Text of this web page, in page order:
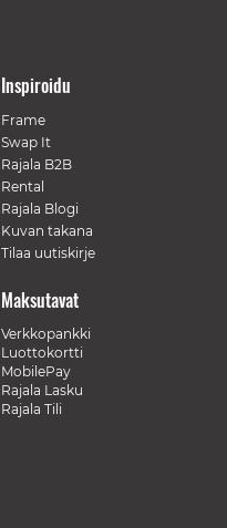
Inspiroidu
Frame
Swap It
Rajala B2B
Rental
Rajala Blogi
Kuvan takana
Tilaa uutiskirje
Maksutavat
Verkkopankki
Luottokortti
MobilePay
Rajala Lasku
Rajala Tili